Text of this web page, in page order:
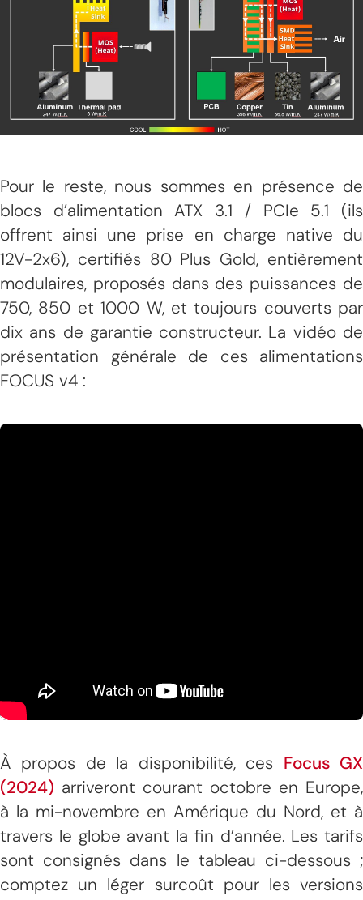
Pour le reste, nous sommes en présence de
blocs d’alimentation ATX 3.1 / PCIe 5.1 (ils
offrent ainsi une prise en charge native du
12V-2x6), certifiés 80 Plus Gold, entièrement
modulaires, proposés dans des puissances de
750, 850 et 1000 W, et toujours couverts par
dix ans de garantie constructeur. La vidéo de
présentation générale de ces alimentations
FOCUS v4 :
À propos de la disponibilité, ces Focus GX
(2024) arriveront courant octobre en Europe,
à la mi-novembre en Amérique du Nord, et à
travers le globe avant la fin d’année. Les tarifs
sont consignés dans le tableau ci-dessous ;
comptez un léger surcoût pour les versions